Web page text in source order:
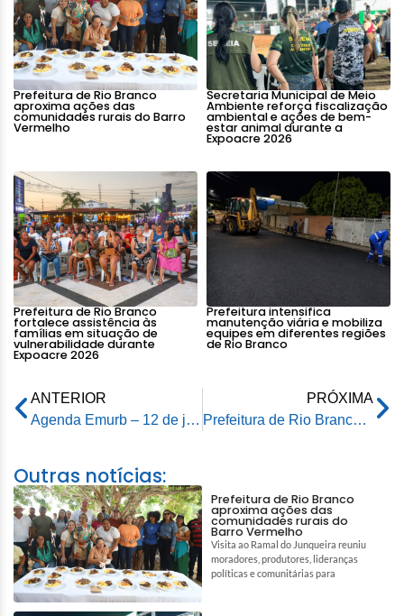
Prefeitura de Rio Branco
aproxima ações das
comunidades rurais do Barro
Vermelho
Secretaria Municipal de Meio
Ambiente reforça fiscalização
ambiental e ações de bem-
estar animal durante a
Expoacre 2026
Prefeitura de Rio Branco
fortalece assistência às
famílias em situação de
vulnerabilidade durante
Expoacre 2026
Prefeitura intensifica
manutenção viária e mobiliza
equipes em diferentes regiões
de Rio Branco
ANTERIOR
Agenda Emurb – 12 de junho de 2026
PRÓXIMA
Prefeitura de Rio Branco transmite jogo do Brasil, neste sábado, na Praça da Revolução
Outras notícias:
Prefeitura de Rio Branco
aproxima ações das
comunidades rurais do
Barro Vermelho
Visita ao Ramal do Junqueira reuniu
moradores, produtores, lideranças
políticas e comunitárias para